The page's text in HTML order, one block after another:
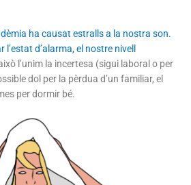
ha causat estralls a la nostra son.
l’estat d’alarma, el nostre nivell
l’unim la incertesa (sigui laboral o per
dol per la pèrdua d’un familiar, el
per dormir bé.